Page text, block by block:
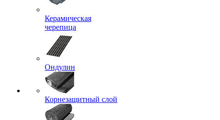
Керамическая
черепица
Ондулин
Корнезащитный слой